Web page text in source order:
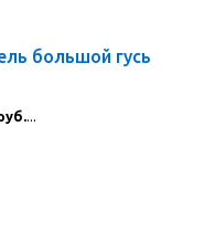
большой гусь
...